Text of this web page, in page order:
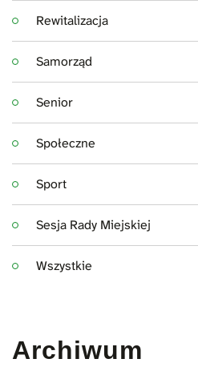
Rewitalizacja
Samorząd
Senior
Społeczne
Sport
Sesja Rady Miejskiej
Wszystkie
Archiwum